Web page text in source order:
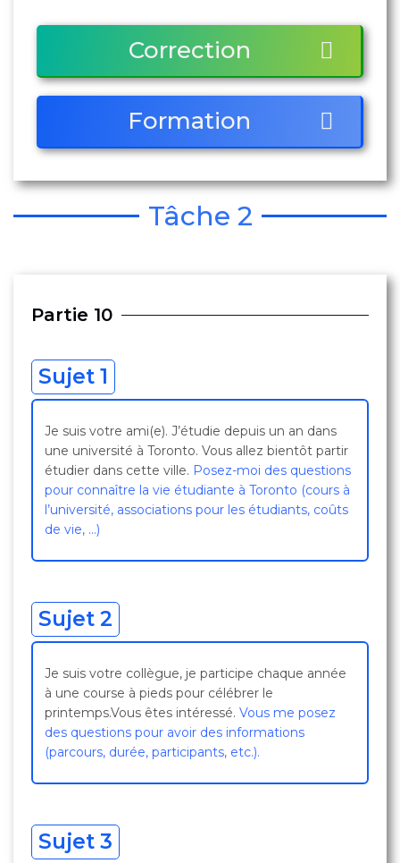
Correction
Formation
Tâche 2
Partie 10
Sujet 1
Je suis votre ami(e). J’étudie depuis un an dans
une université à Toronto. Vous allez bientôt partir
étudier dans cette ville. Posez-moi des questions
pour connaître la vie étudiante à Toronto (cours à
l’université, associations pour les étudiants, coûts
de vie, …)
Sujet 2
Je suis votre collègue, je participe chaque année
à une course à pieds pour célébrer le
printemps.Vous êtes intéressé. Vous me posez
des questions pour avoir des informations
(parcours, durée, participants, etc.).
Sujet 3